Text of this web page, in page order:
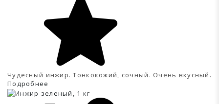
Чудесный инжир. Тонкокожий, сочный. Очень вкусный.
Подробнее